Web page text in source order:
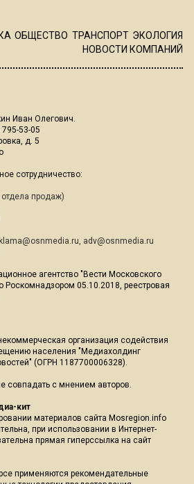
ОБЩЕСТВО ТРАНСПОРТ ЭКОЛОГИЯ
НОВОСТИ КОМПАНИЙ
Иван Олегович.
53-05
д. 5
сотрудничество:
отдела продаж)
, adv@osnmedia.ru
агентство "Вести Московского
Роскомнадзором 05.10.2018, реестровая
организация содействия
населения "Медиахолдинг
(ОГРН 1187700006328).
совпадать с мнением авторов.
кит
материалов сайта Mosregion.info
при использовании в Интернет-
прямая гиперссылка на сайт
применяются рекомендательные